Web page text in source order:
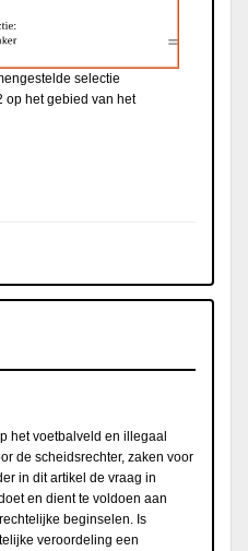
selectie
op het gebied van het
het voetbalveld en illegaal
de scheidsrechter, zaken voor
in dit artikel de vraag in
en dient te voldoen aan
beginselen. Is
veroordeling een